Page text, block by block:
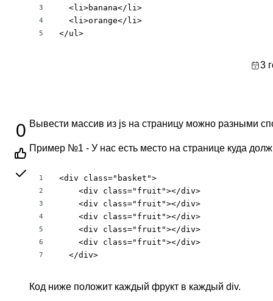
3
4
5
  <li>banana</li>
  <li>orange</li>
</ul>
3
0 Вывести массив из js на страницу можно разными
Пример №1 - У нас есть место на странице куда
1
2
3
4
5
6
7
<div class="basket">
    <div class="fruit"></div>
    <div class="fruit"></div>
    <div class="fruit"></div>
    <div class="fruit"></div>
    <div class="fruit"></div>
  </div>
Код ниже положит каждый фрукт в каждый div.